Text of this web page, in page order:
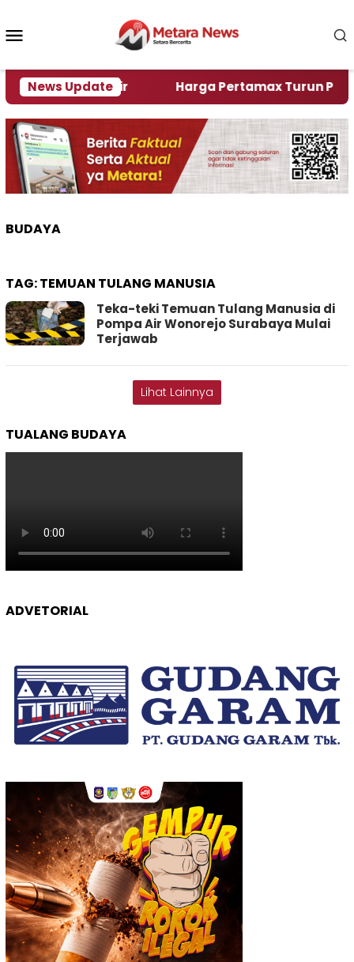
konten
News Update
Alami Krisi Air Harga Pertamax Turun Per Hari
BUDAYA
TAG:TEMUAN TULANG MANUSIA
Teka-teki Temuan Tulang Manusia di
Pompa Air Wonorejo Surabaya Mulai
Terjawab
Lihat Lainnya
TUALANG BUDAYA
ADVETORIAL